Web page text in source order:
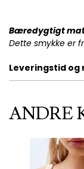
Bæredygtigt
Dette smykke er
Leveringstid
ANDRE